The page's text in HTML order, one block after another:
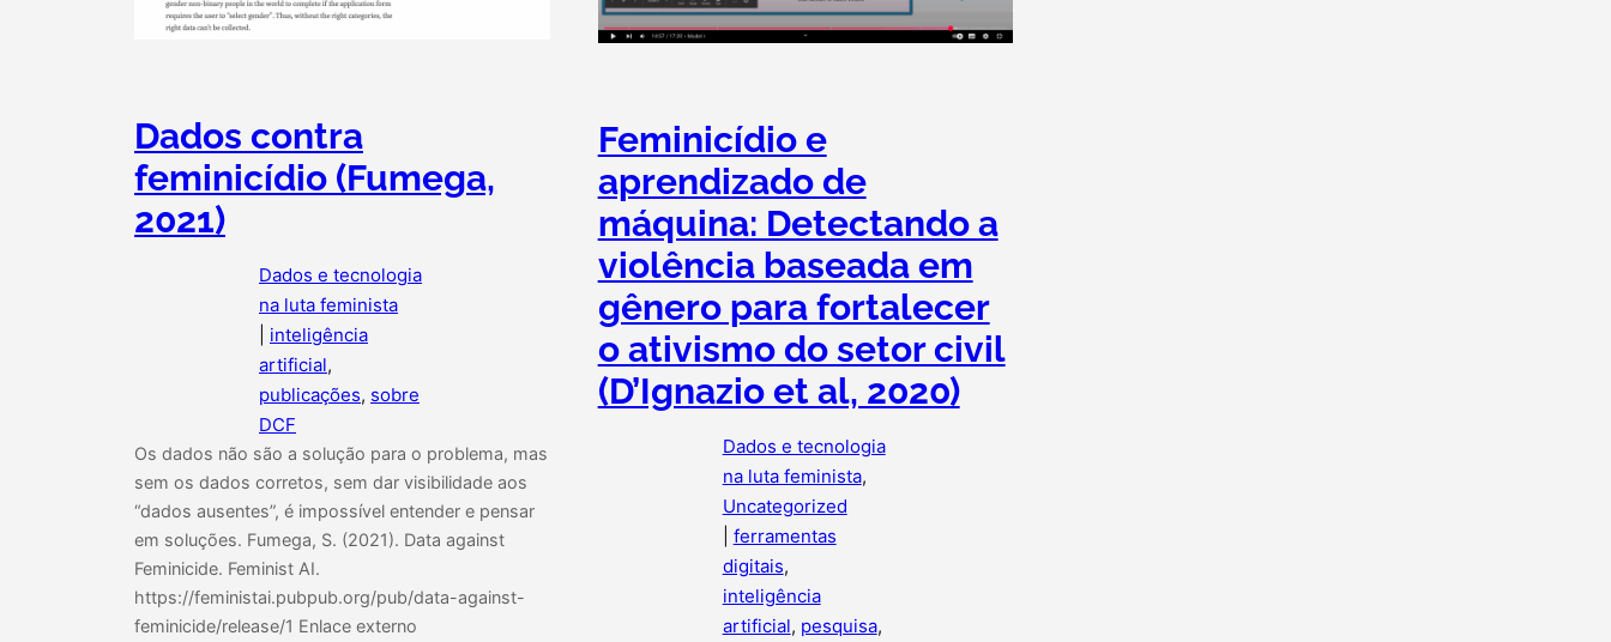
Dados contra
feminicídio (Fumega,
2021)
Dados e tecnologia
na luta feminista
inteligência
artificial
publicações, sobre
DCF
Os dados não são a solução para o problema, mas
sem os dados corretos, sem dar visibilidade aos
“dados ausentes”, é impossível entender e pensar
em soluções. Fumega, S. (2021). Data against
Feminicide. Feminist AI.
https://feministai.pubpub.org/pub/data-against-
feminicide/release/1 Enlace externo
Feminicídio e
aprendizado de
máquina: Detectando a
violência baseada em
gênero para fortalecer
o ativismo do setor civil
(D’Ignazio et al, 2020)
Dados e tecnologia
na luta feminista
Uncategorized
ferramentas
digitais
inteligência
artificial, pesquisa